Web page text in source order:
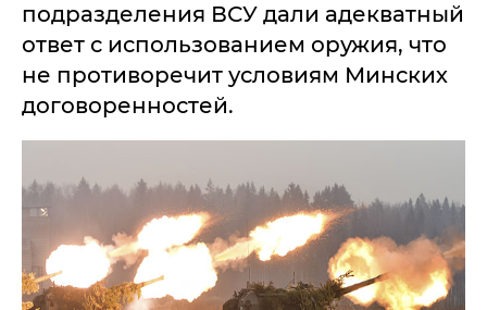
подразделения ВСУ дали адекватный
ответ с использованием оружия, что
не противоречит условиям Минских
договоренностей.